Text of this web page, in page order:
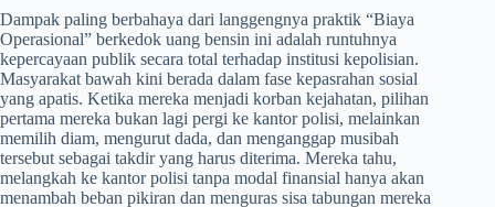
Dampak paling berbahaya dari langgengnya praktik “Biaya
Operasional” berkedok uang bensin ini adalah runtuhnya
kepercayaan publik secara total terhadap institusi kepolisian.
Masyarakat bawah kini berada dalam fase kepasrahan sosial
yang apatis. Ketika mereka menjadi korban kejahatan, pilihan
pertama mereka bukan lagi pergi ke kantor polisi, melainkan
memilih diam, mengurut dada, dan menganggap musibah
tersebut sebagai takdir yang harus diterima. Mereka tahu,
melangkah ke kantor polisi tanpa modal finansial hanya akan
menambah beban pikiran dan menguras sisa tabungan mereka